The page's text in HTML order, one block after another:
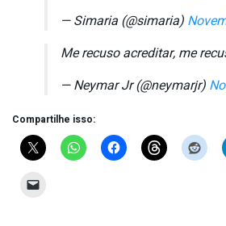
— Simaria (@simaria)
Me recuso acreditar, me
— Neymar Jr (@neymarjr)
Compartilhe isso: